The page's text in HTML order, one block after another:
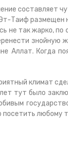
составляет
Таиф
не так жарко,
знойную
Аллат. Когда
климат
тут было
посетить любому